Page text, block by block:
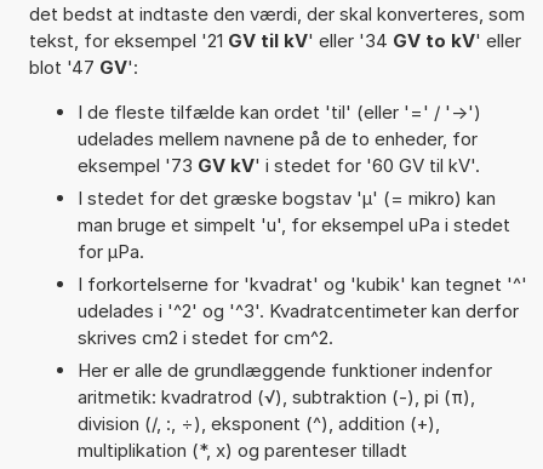
det bedst at indtaste den værdi, der skal konverteres, som
tekst, for eksempel '21 GV til kV' eller '34 GV to kV' eller
blot '47 GV':
I de fleste tilfælde kan ordet 'til' (eller '=' / '->')
udelades mellem navnene på de to enheder, for
eksempel '73 GV kV' i stedet for '60 GV til kV'.
I stedet for det græske bogstav 'µ' (= mikro) kan
man bruge et simpelt 'u', for eksempel uPa i stedet
for µPa.
I forkortelserne for 'kvadrat' og 'kubik' kan tegnet '^'
udelades i '^2' og '^3'. Kvadratcentimeter kan derfor
skrives cm2 i stedet for cm^2.
Her er alle de grundlæggende funktioner indenfor
aritmetik: kvadratrod (√), subtraktion (-), pi (π),
division (/, :, ÷), eksponent (^), addition (+),
multiplikation (*, x) og parenteser tilladt